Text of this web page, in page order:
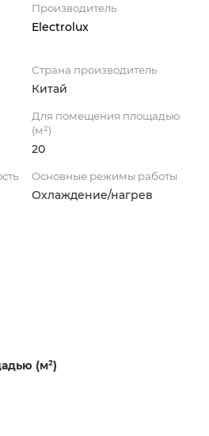
Производитель
Electrolux
Страна производитель
Китай
Для помещения площадью
(м²)
20
Основные режимы работы
Охлаждение/нагрев
(м²)